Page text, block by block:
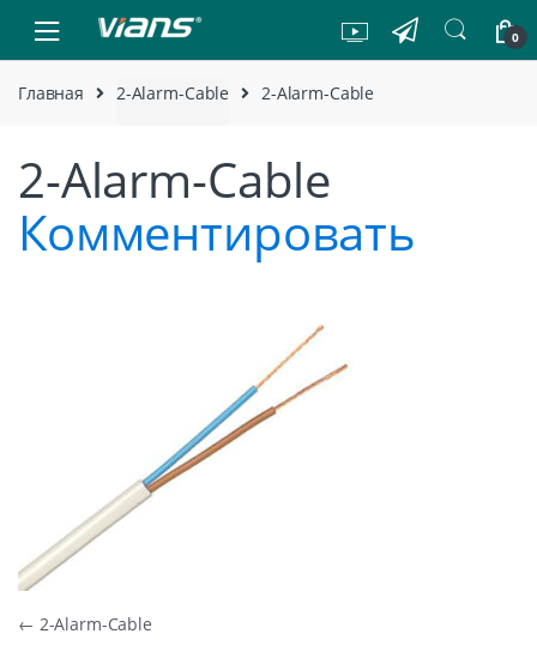
Skip to navigation
Skip to content
0
Главная 2-Alarm-Cable 2-Alarm-Cable
2-Alarm-Cable
Комментировать
Навигация по записям
← 2-Alarm-Cable